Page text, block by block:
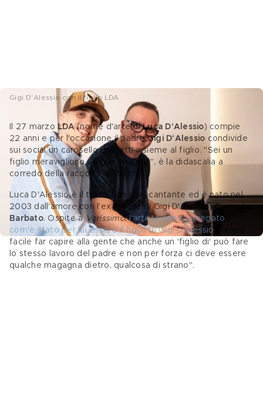
Gigi D'Alessio con il figlio LDA
Il 27 marzo LDA (nome d'arte di Luca D'Alessio) compie
22 anni e per l'occasione il padre Gigi D'Alessio condivide
sui social un carosello di scatti insieme al figlio. "Sei un
figlio meraviglioso. Auguri vita mia", è la didascalia a
corredo della raccolta di foto.
Luca D'Alessio è il terzo figlio del cantante ed è nato nel
2003 dall'amore con l'ex moglie di Gigi D'Alessio, Carmela
Barbato. Ospite a Verissimo, l'artista aveva spiegato
com'è stato per lui essere il figlio di Gigi d'Alessio
facile far capire alla gente che anche un 'figlio di' può fare
lo stesso lavoro del padre e non per forza ci deve essere
qualche magagna dietro, qualcosa di strano".